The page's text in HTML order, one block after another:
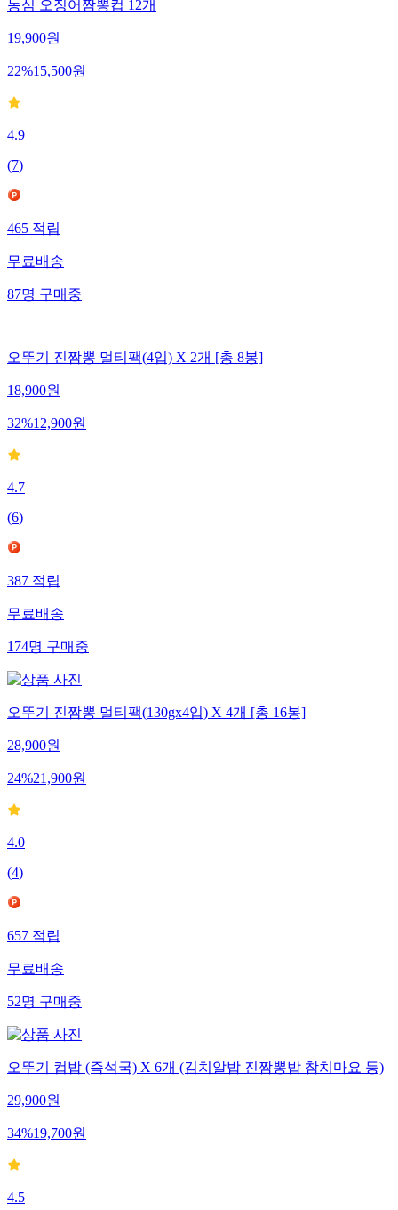
농심 오징어짬뽕컵 12개
19,900원
22%15,500원
4.9
(7)
465 적립
무료배송
87명 구매중
오뚜기 진짬뽕 멀티팩(4입) X 2개 [총 8봉]
18,900원
32%12,900원
4.7
(6)
387 적립
무료배송
174명 구매중
오뚜기 진짬뽕 멀티팩(130gx4입) X 4개 [총 16봉]
28,900원
24%21,900원
4.0
(4)
657 적립
무료배송
52명 구매중
오뚜기 컵밥 (즉석국) X 6개 (김치알밥 진짬뽕밥 참치마요 등)
29,900원
34%19,700원
4.5